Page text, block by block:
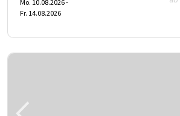
Mo. 10.08.2026 -
Fr. 14.08.2026